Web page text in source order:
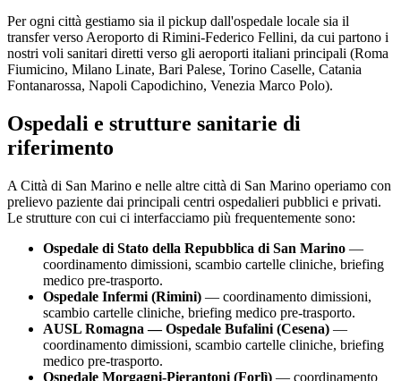
Per ogni città gestiamo sia il pickup dall'ospedale locale sia il
transfer verso Aeroporto di Rimini-Federico Fellini, da cui partono i
nostri voli sanitari diretti verso gli aeroporti italiani principali (Roma
Fiumicino, Milano Linate, Bari Palese, Torino Caselle, Catania
Fontanarossa, Napoli Capodichino, Venezia Marco Polo).
Ospedali e strutture sanitarie di
riferimento
A Città di San Marino e nelle altre città di San Marino operiamo con
prelievo paziente dai principali centri ospedalieri pubblici e privati.
Le strutture con cui ci interfacciamo più frequentemente sono:
Ospedale di Stato della Repubblica di San Marino —
coordinamento dimissioni, scambio cartelle cliniche, briefing
medico pre-trasporto.
Ospedale Infermi (Rimini) — coordinamento dimissioni,
scambio cartelle cliniche, briefing medico pre-trasporto.
AUSL Romagna — Ospedale Bufalini (Cesena) —
coordinamento dimissioni, scambio cartelle cliniche, briefing
medico pre-trasporto.
Ospedale Morgagni-Pierantoni (Forlì) — coordinamento